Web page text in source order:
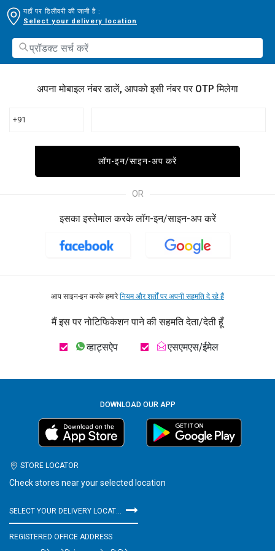
यहाँ पर डिलीवरी की जानी है :
Select your delivery location
अपना मोबाइल नंबर डालें, आपको इसी नंबर पर OTP मिलेगा
+91
लॉग-इन/साइन-अप करें
OR
इसका इस्तेमाल करके लॉग-इन/साइन-अप करें
आप साइन-इन करके हमारेनियम और शर्तों पर अपनी सहमति दे रहे हैं
मैं इस पर नोटिफिकेशन पाने की सहमति देता/देती हूँ
व्हाट्सऐप एसएमएस/ईमेल
DOWNLOAD OUR APP
STORE LOCATOR
Check stores near your selected location
SELECT YOUR DELIVERY LOCATION
REGISTERED OFFICE ADDRESS